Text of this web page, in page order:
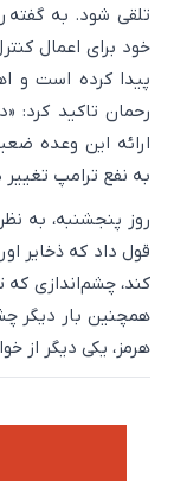
تلقی شود. به گفته
خود برای اعمال
پیدا کرده است و
رحمان تاکید کرد:
ارائه این وعده
به نفع ترامپ
روز پنجشنبه، به
قول داد که ذخایر
کند، چشم‌اندازی که
همچنین بار دیگر
هرمز، یکی دیگر از